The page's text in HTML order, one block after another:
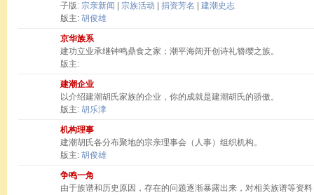
子版: 宗亲新闻 宗族活动 捐资芳名
建潮史志
版主: 胡俊雄
京华族系
建功立业承继钟鸣鼎食之家；潮平海阔开创诗礼簪缨之族。
版主:
建潮企业
以介绍建潮胡氏家族的企业，你的成就是建潮胡氏的骄傲。
版主: 胡乐津
机构理事
建潮胡氏各分布聚地的宗亲理事会（人事）组织机构。
版主: 胡俊雄
争鸣一角
由于族谱和历史原因，存在的问题逐渐暴露出来，对相关族谱等资